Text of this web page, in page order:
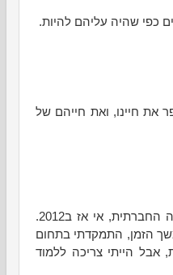
כפי שהיה עליהם להיות.
את חיינו, ואת חייהם של
את בורותי הפיננסיתית גיליתי כשהתנדבתי כעורכת באתר המחאה החברתית, אי אז ב2012.
הזמן, התמקדתי בתחום
אבל הייתי צריכה ללמוד